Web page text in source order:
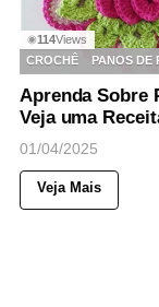
◉114Views
CROCHÊ
PANOS DE
Aprenda Sobre
Veja uma
01/04/2025
Veja Mais